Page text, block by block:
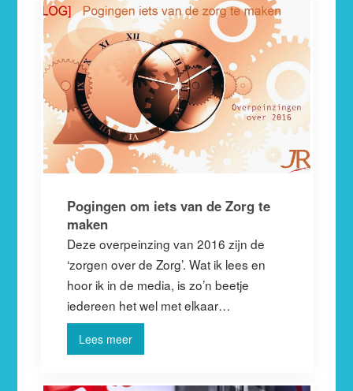
Pogingen om iets van de Zorg te
maken
Deze overpeinzing van 2016 zijn de
‘zorgen over de Zorg’. Wat ik lees en
hoor ik in de media, is zo’n beetje
iedereen het wel met elkaar…
Lees meer